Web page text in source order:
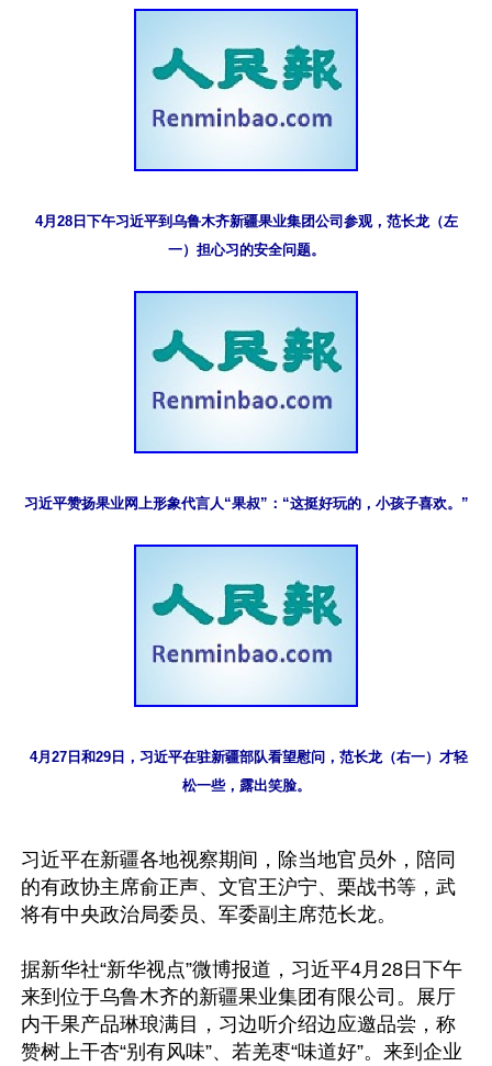
4月28日下午习近平到乌鲁木齐新疆果业集团公司参观，范长龙（左
一）担心习的安全问题。
习近平赞扬果业网上形象代言人“果叔”：“这挺好玩的，小孩子喜欢。”
松一些，露出笑脸。
习近平在新疆各地视察期间，除当地官员外，陪同
的有政协主席俞正声、文官王沪宁、栗战书等，武
将有中央政治局委员、军委副主席范长龙。
据新华社“新华视点”微博报道，习近平4月28日下午
来到位于乌鲁木齐的新疆果业集团有限公司。展厅
内干果产品琳琅满目，习边听介绍边应邀品尝，称
赞树上干杏“别有风味”、若羌枣“味道好”。来到企业